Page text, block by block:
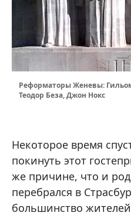
Реформаторы Женевы:
Теодор Беза, Джон Нокс
Некоторое время
покинуть этот
же причине, что и
перебрался в
большинство